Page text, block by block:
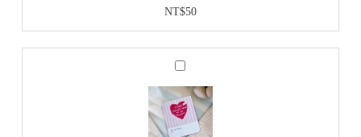
金
｜
自
小
意
思
NT$50
T
u
s
t